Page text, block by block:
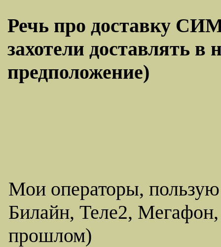
Речь про доставку
захотели доставлять в
предположение)
Мои операторы,
Билайн, Теле2,
прошлом)